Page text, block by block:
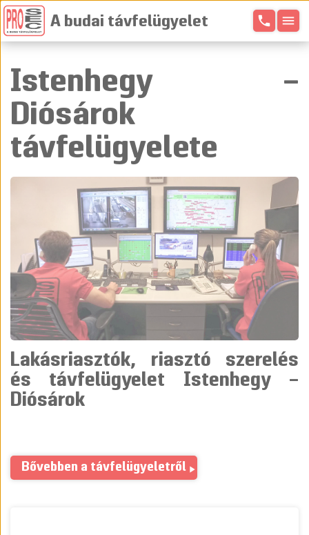
A budai távfelügyelet phone menu
Istenhegy –
Diósárok
távfelügyelete
Lakásriasztók, riasztó szerelés
és távfelügyelet Istenhegy –
Diósárok
Bővebben a távfelügyeletről